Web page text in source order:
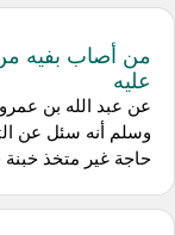
من أصاب بفيه
عليه
عن عبد الله بن
وسلم أنه سئل عن
حاجة غير متخذ